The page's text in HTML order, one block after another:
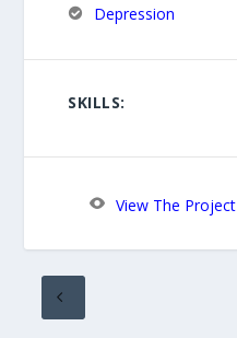
Depression
SKILLS:
View The Project